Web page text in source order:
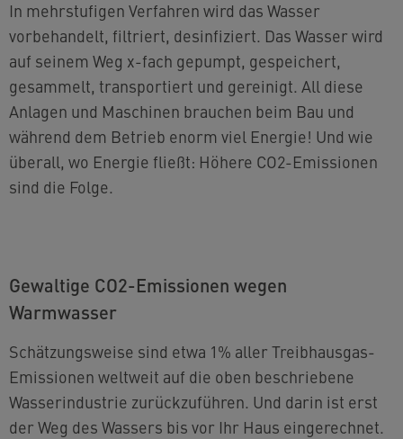
In mehrstufigen Verfahren wird das Wasser
vorbehandelt, filtriert, desinfiziert. Das Wasser wird
auf seinem Weg x-fach gepumpt, gespeichert,
gesammelt, transportiert und gereinigt. All diese
Anlagen und Maschinen brauchen beim Bau und
während dem Betrieb enorm viel Energie! Und wie
überall, wo Energie fließt: Höhere CO2-Emissionen
sind die Folge.
Gewaltige CO2-Emissionen wegen
Warmwasser
Schätzungsweise sind etwa 1% aller Treibhausgas-
Emissionen weltweit auf die oben beschriebene
Wasserindustrie zurückzuführen. Und darin ist erst
der Weg des Wassers bis vor Ihr Haus eingerechnet.